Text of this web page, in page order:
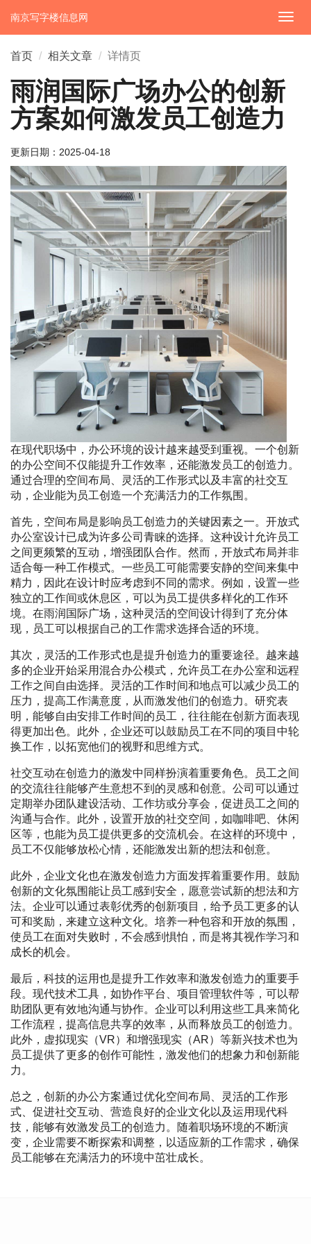
切
换
南京写字楼信息网
首页 相关文章 详情页
雨润国际广场办公的创新
方案如何激发员工创造力
更新日期： 2025-04-18
在现代职场中，办公环境的设计越来越受到重视。一个创新
的办公空间不仅能提升工作效率，还能激发员工的创造力。
通过合理的空间布局、灵活的工作形式以及丰富的社交互
动，企业能为员工创造一个充满活力的工作氛围。
首先，空间布局是影响员工创造力的关键因素之一。开放式
办公室设计已成为许多公司青睐的选择。这种设计允许员工
之间更频繁的互动，增强团队合作。然而，开放式布局并非
适合每一种工作模式。一些员工可能需要安静的空间来集中
精力，因此在设计时应考虑到不同的需求。例如，设置一些
独立的工作间或休息区，可以为员工提供多样化的工作环
境。在雨润国际广场，这种灵活的空间设计得到了充分体
现，员工可以根据自己的工作需求选择合适的环境。
其次，灵活的工作形式也是提升创造力的重要途径。越来越
多的企业开始采用混合办公模式，允许员工在办公室和远程
工作之间自由选择。灵活的工作时间和地点可以减少员工的
压力，提高工作满意度，从而激发他们的创造力。研究表
明，能够自由安排工作时间的员工，往往能在创新方面表现
得更加出色。此外，企业还可以鼓励员工在不同的项目中轮
换工作，以拓宽他们的视野和思维方式。
社交互动在创造力的激发中同样扮演着重要角色。员工之间
的交流往往能够产生意想不到的灵感和创意。公司可以通过
定期举办团队建设活动、工作坊或分享会，促进员工之间的
沟通与合作。此外，设置开放的社交空间，如咖啡吧、休闲
区等，也能为员工提供更多的交流机会。在这样的环境中，
员工不仅能够放松心情，还能激发出新的想法和创意。
此外，企业文化也在激发创造力方面发挥着重要作用。鼓励
创新的文化氛围能让员工感到安全，愿意尝试新的想法和方
法。企业可以通过表彰优秀的创新项目，给予员工更多的认
可和奖励，来建立这种文化。培养一种包容和开放的氛围，
使员工在面对失败时，不会感到惧怕，而是将其视作学习和
成长的机会。
最后，科技的运用也是提升工作效率和激发创造力的重要手
段。现代技术工具，如协作平台、项目管理软件等，可以帮
助团队更有效地沟通与协作。企业可以利用这些工具来简化
工作流程，提高信息共享的效率，从而释放员工的创造力。
此外，虚拟现实（VR）和增强现实（AR）等新兴技术也为
员工提供了更多的创作可能性，激发他们的想象力和创新能
力。
总之，创新的办公方案通过优化空间布局、灵活的工作形
式、促进社交互动、营造良好的企业文化以及运用现代科
技，能够有效激发员工的创造力。随着职场环境的不断演
变，企业需要不断探索和调整，以适应新的工作需求，确保
员工能够在充满活力的环境中茁壮成长。